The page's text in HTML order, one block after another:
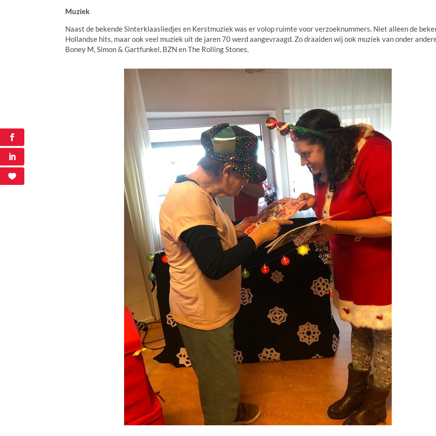
Muziek
Naast de bekende Sinterklaasliedjes en Kerstmuziek was er volop ruimte voor verzoeknummers. Niet alleen de
Hollandse hits, maar ook veel muziek uit de jaren 70 werd aangevraagd. Zo draaiden wij ook muziek van onder
Boney M, Simon & Gartfunkel, BZN en The Rolling Stones.